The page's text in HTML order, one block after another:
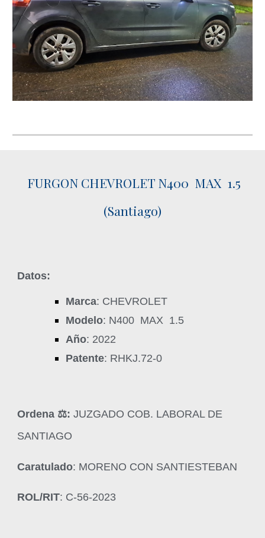
FURGON CHEVROLET N400 MAX 1.5
(Santiago)
Datos:
Marca: CHEVROLET
Modelo: N400 MAX 1.5
Año: 2022
Patente: RHKJ.72-0
Ordena ‍⚖️:JUZGADO COB. LABORAL DE
SANTIAGO
Caratulado: MORENO CON SANTIESTEBAN
ROL/RIT: C-56-2023